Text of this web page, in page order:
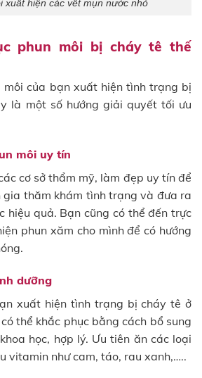
xuất hiện các vết mụn nước nhỏ
phun môi bị cháy tê thế
môi của bạn xuất hiện tình trạng bị
là một số hướng giải quyết tối ưu
môi uy tín
cơ sở thẩm mỹ, làm đẹp uy tín để
gia thăm khám tình trạng và đưa ra
hiệu quả. Bạn cũng có thể đến trực
phun xăm cho mình để có hướng
dưỡng
xuất hiện tình trạng bị cháy tê ở
thể khắc phục bằng cách bổ sung
học, hợp lý. Ưu tiên ăn các loại
vitamin như cam, táo, rau xanh,…..